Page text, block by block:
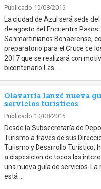
Publicado 10/08/2016
La ciudad de Azul será sede
de agosto del Encuentro Pasos
Sanmartinianos Bonaerense,
preparatorio para el Cruce de
2017 que se realizará con
bicentenario.Las …
Olavarría lanzó nueva
servicios turísticos
Publicado 10/08/2016
Desde la Subsecretaría de
Turismo a través de sus
Turismo y Desarrollo Turístico,
a disposición de todos los
una nueva guía de servicios. La
está …